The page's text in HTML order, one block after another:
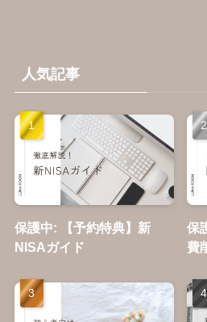
人気記事
保護中: 【予約特典】新
NISAガイド
保
費